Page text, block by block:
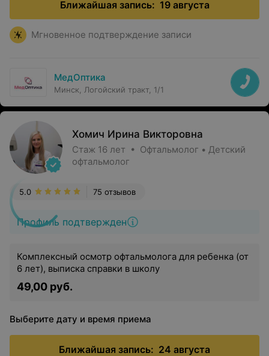
Ближайшая запись: 19 августа
Мгновенное подтверждение записи
МедОптика
Минск, Логойский тракт, 1/1
Хомич Ирина Викторовна
Стаж 16 лет • Офтальмолог • Детский
офтальмолог
Профиль подтвержден
75 отзывов
5.0
Комплексный осмотр офтальмолога для ребенка (от
6 лет), выписка справки в школу
49,00 руб.
Выберите дату и время приема
Ближайшая запись: 24 августа